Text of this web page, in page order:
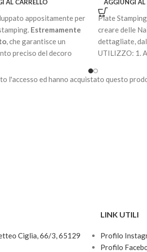
AL CARRELLO
appositamente per
Estremamente
, che garantisce un
preciso del decoro
di essere
AGGIUNGI AL
Plate
creare delle
dettagliate,
UTILIZZO: 1.
l'accesso ed hanno acquistato questo
Ciglia, 66/3, 65129
LINK UTILI
Profilo
Profilo